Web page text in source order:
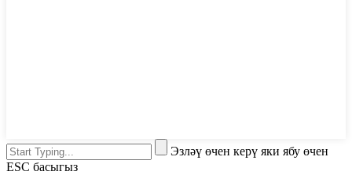
Эзләү өчен керү яки ябу өчен
ESC басыгыз